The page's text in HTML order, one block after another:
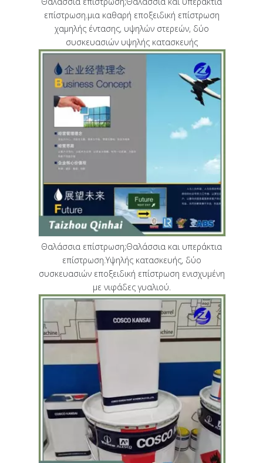
επίστρωση.μια καθαρή εποξειδική επίστρωση
χαμηλής έντασης, υψηλών στερεών, δύο
συσκευασιών υψηλής κατασκευής
Θαλάσσια επίστρωση;Θαλάσσια και υπεράκτια
επίστρωση.Υψηλής κατασκευής, δύο
συσκευασιών εποξειδική επίστρωση ενισχυμένη
με νιφάδες γυαλιού.